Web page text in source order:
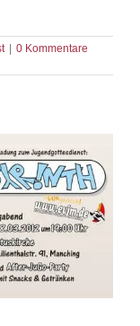
| 0 Kommentare